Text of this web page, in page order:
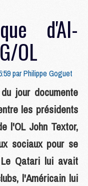
d'Al-
OL
parPhilippe Goguet
jour documente
les présidents
l'OL John Textor,
sociaux pour se
Qatari lui avait
l'Américain lui